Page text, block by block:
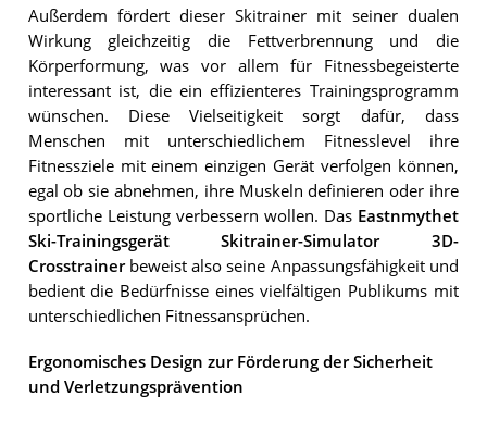
Außerdem fördert dieser Skitrainer mit seiner dualen
Wirkung gleichzeitig die Fettverbrennung und die
Körperformung, was vor allem für Fitnessbegeisterte
interessant ist, die ein effizienteres Trainingsprogramm
wünschen. Diese Vielseitigkeit sorgt dafür, dass
Menschen mit unterschiedlichem Fitnesslevel ihre
Fitnessziele mit einem einzigen Gerät verfolgen können,
egal ob sie abnehmen, ihre Muskeln definieren oder ihre
sportliche Leistung verbessern wollen. Das Eastnmythet
Ski-Trainingsgerät Skitrainer-Simulator 3D-
Crosstrainerbeweist also seine Anpassungsfähigkeit und
bedient die Bedürfnisse eines vielfältigen Publikums mit
unterschiedlichen Fitnessansprüchen.
Ergonomisches Design zur Förderung der Sicherheit
und Verletzungsprävention